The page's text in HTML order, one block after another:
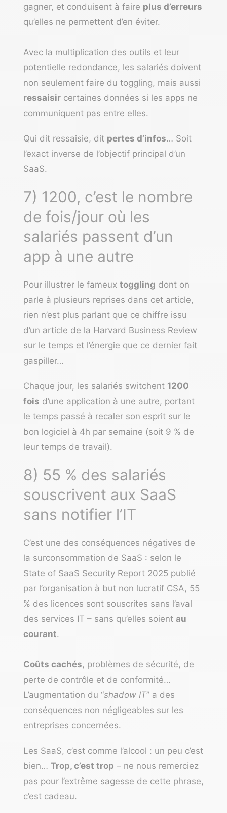
gagner, et conduisent à faire plus d’erreurs
qu’elles ne permettent d’en éviter.
Avec la multiplication des outils et leur
potentielle redondance, les salariés doivent
non seulement faire du toggling, mais aussi
ressaisir certaines données si les apps ne
communiquent pas entre elles.
Qui dit ressaisie, dit pertes d’infos… Soit
l’exact inverse de l’objectif principal d’un
SaaS.
7) 1200, c’est le nombre
de fois/jour où les
salariés passent d’un
app à une autre
Pour illustrer le fameux toggling dont on
parle à plusieurs reprises dans cet article,
rien n’est plus parlant que ce chiffre issu
d’un article de la Harvard Business Review
sur le temps et l’énergie que ce dernier fait
gaspiller…
Chaque jour, les salariés switchent 1200
fois d’une application à une autre, portant
le temps passé à recaler son esprit sur le
bon logiciel à 4h par semaine (soit 9 % de
leur temps de travail).
8) 55 % des salariés
souscrivent aux SaaS
sans notifier l’IT
C’est une des conséquences négatives de
la surconsommation de SaaS : selon le
State of SaaS Security Report 2025 publié
par l’organisation à but non lucratif CSA, 55
% des licences sont souscrites sans l’aval
des services IT – sans qu’elles soient au
courant.
Coûts cachés, problèmes de sécurité, de
perte de contrôle et de conformité…
L’augmentation du “shadow IT” a des
conséquences non négligeables sur les
entreprises concernées.
Les SaaS, c’est comme l’alcool : un peu c’est
bien… Trop, c’est trop – ne nous remerciez
pas pour l’extrême sagesse de cette phrase,
c’est cadeau.